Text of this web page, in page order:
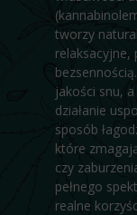
tworzy
relaksacyjne,
jakości snu,
działanie
sposób
które
czy
pełnego
realne